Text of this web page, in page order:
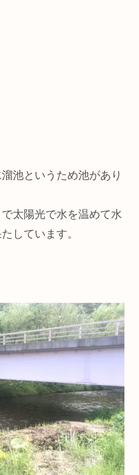
池というため池があり
太陽光で水を温めて水
しています。